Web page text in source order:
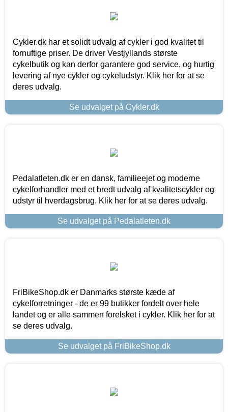
Cykler.dk har et solidt udvalg af cykler i god kvalitet til
fornuftige priser. De driver Vestjyllands største
cykelbutik og kan derfor garantere god service, og hurtig
levering af nye cykler og cykeludstyr. Klik her for at se
deres udvalg.
Se udvalget på Cykler.dk
Pedalatleten.dk er en dansk, familieejet og moderne
cykelforhandler med et bredt udvalg af kvalitetscykler og
udstyr til hverdagsbrug. Klik her for at se deres udvalg.
Se udvalget på Pedalatleten.dk
FriBikeShop.dk er Danmarks største kæde af
cykelforretninger - de er 99 butikker fordelt over hele
landet og er alle sammen forelsket i cykler. Klik her for at
se deres udvalg.
Se udvalget på FriBikeShop.dk